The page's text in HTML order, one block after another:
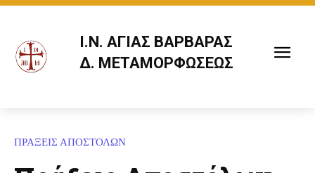
Ι.Ν. ΑΓΙΑΣ ΒΑΡΒΑΡΑΣ
Δ. ΜΕΤΑΜΟΡΦΩΣΕΩΣ
ΠΡΑΞΕΙΣ ΑΠΟΣΤΟΛΩΝ